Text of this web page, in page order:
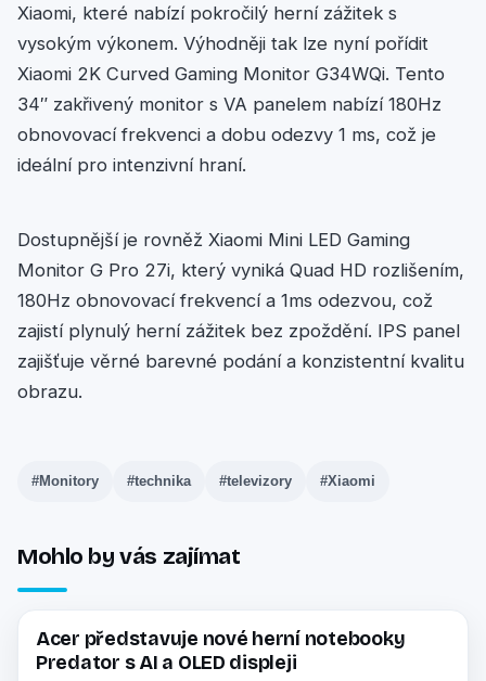
Xiaomi, které nabízí pokročilý herní zážitek s
vysokým výkonem. Výhodněji tak lze nyní pořídit
Xiaomi 2K Curved Gaming Monitor G34WQi. Tento
34″ zakřivený monitor s VA panelem nabízí 180Hz
obnovovací frekvenci a dobu odezvy 1 ms, což je
ideální pro intenzivní hraní.
Dostupnější je rovněž Xiaomi Mini LED Gaming
Monitor G Pro 27i, který vyniká Quad HD rozlišením,
180Hz obnovovací frekvencí a 1ms odezvou, což
zajistí plynulý herní zážitek bez zpoždění. IPS panel
zajišťuje věrné barevné podání a konzistentní kvalitu
obrazu.
#Monitory #technika #televizory #Xiaomi
Mohlo by vás zajímat
ACER
Acer představuje nové herní notebooky
Predator s AI a OLED displeji